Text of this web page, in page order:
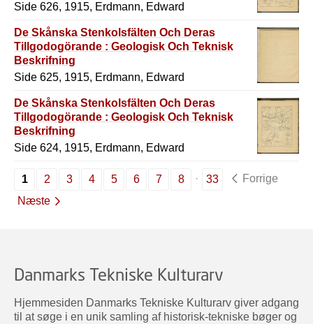
Side 626, 1915, Erdmann, Edward
De Skånska Stenkolsfälten Och Deras
Tillgodogörande : Geologisk Och Teknisk
Beskrifning
Side 625, 1915, Erdmann, Edward
De Skånska Stenkolsfälten Och Deras
Tillgodogörande : Geologisk Och Teknisk
Beskrifning
Side 624, 1915, Erdmann, Edward
1 2 3 4 5 6 7 8 33
Forrige
Næste
Danmarks Tekniske Kulturarv
Hjemmesiden Danmarks Tekniske Kulturarv giver adgang
til at søge i en unik samling af historisk-tekniske bøger og